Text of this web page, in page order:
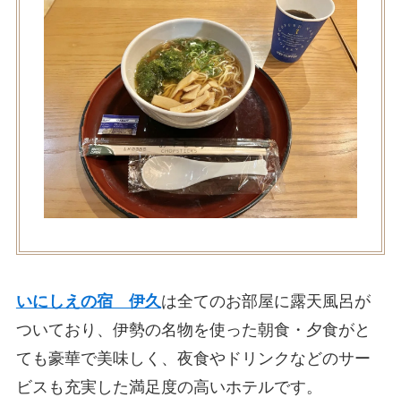
いにしえの宿 伊久は全てのお部屋に露天風呂が
ついており、伊勢の名物を使った朝食・夕食がと
ても豪華で美味しく、夜食やドリンクなどのサー
ビスも充実した満足度の高いホテルです。